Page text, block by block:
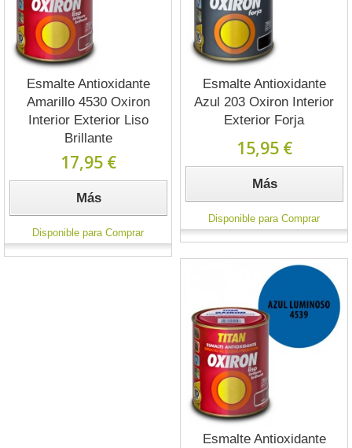
Esmalte Antioxidante
Amarillo 4530 Oxiron
Interior Exterior Liso
Brillante
17,95 €
Más
Disponible para Comprar
Esmalte Antioxidante
Azul 203 Oxiron Interior
Exterior Forja
15,95 €
Más
Disponible para Comprar
Esmalte Antioxidante